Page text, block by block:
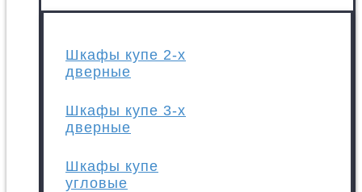
Шкафы купе 2-х
дверные
Шкафы купе 3-х
дверные
Шкафы купе
угловые